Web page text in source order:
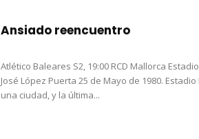
Ansiado reencuentro
Atlético Baleares S2, 19:00 RCD Mallorca
José López Puerta 25 de Mayo de 1980.
una ciudad, y la última...